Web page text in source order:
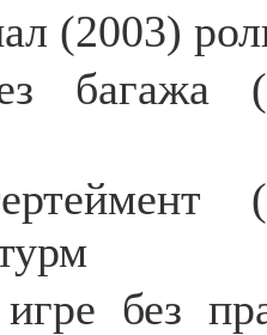
(2003)
багажа
без